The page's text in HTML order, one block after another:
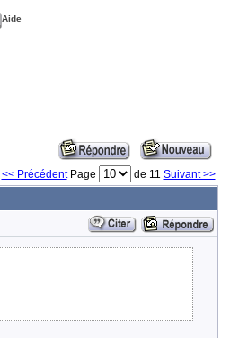
Aide
<< PrécédentPage de 11 Suivant >>